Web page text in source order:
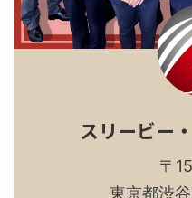
スリービー
〒
東京都渋